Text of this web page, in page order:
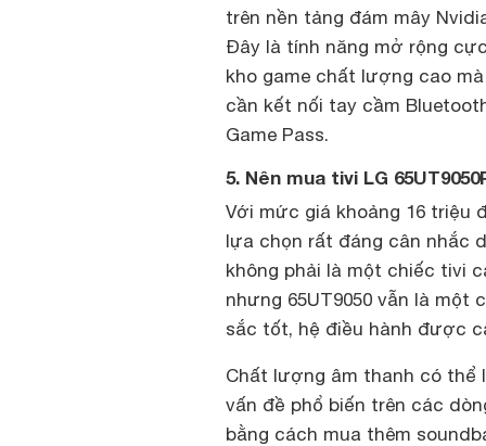
trên nền tảng đám mây
Đây là tính năng mở rộng
kho game chất lượng cao
cần kết nối tay cầm
Game Pass.
5. Nên mua tivi LG
Với mức giá khoảng 16 triệu
lựa chọn rất đáng cân nhắc
không phải là một chiếc tivi
nhưng 65UT9050 vẫn là
sắc tốt, hệ điều hành được
Chất lượng âm thanh có
vấn đề phổ biến trên các
bằng cách mua thêm